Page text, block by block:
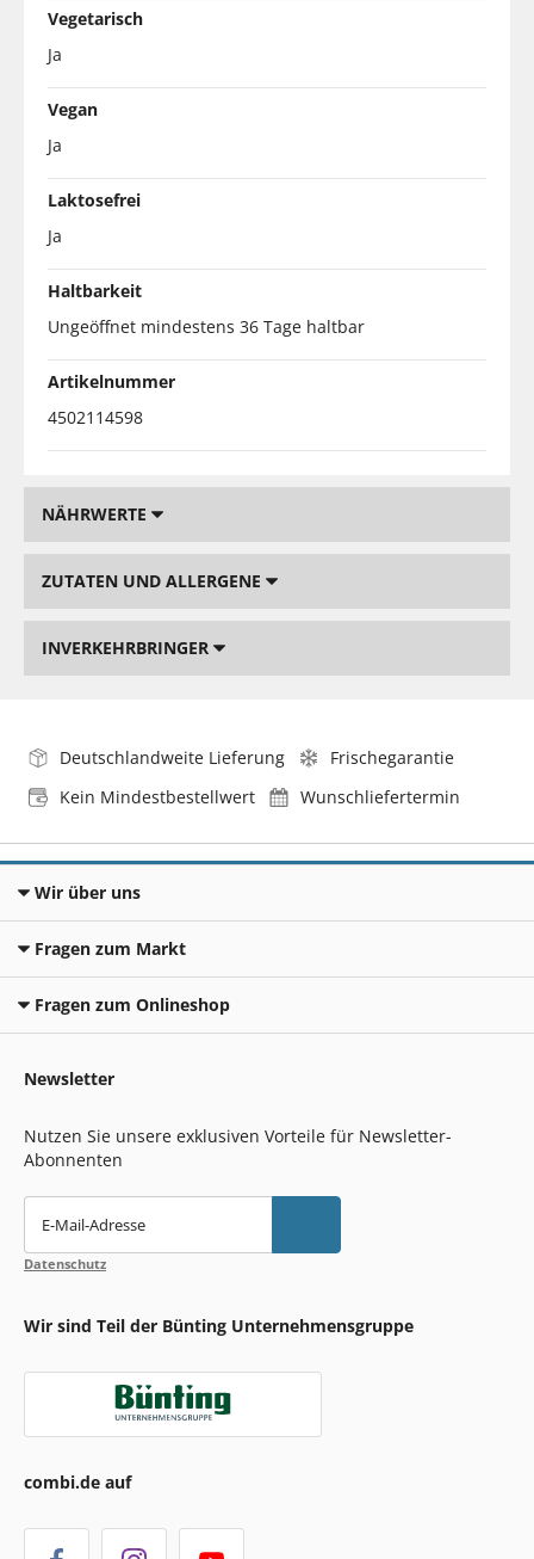
Vegetarisch
Ja
Vegan
Ja
Laktosefrei
Ja
Haltbarkeit
Ungeöffnet mindestens 36 Tage haltbar
Artikelnummer
4502114598
NÄHRWERTE
ZUTATEN UND ALLERGENE
INVERKEHRBRINGER
Deutschlandweite Lieferung
Frischegarantie
Kein Mindestbestellwert
Wunschliefertermin
Wir über uns
Fragen zum Markt
Fragen zum Onlineshop
Newsletter
Nutzen Sie unsere exklusiven Vorteile für Newsletter-
Abonnenten
E-Mail-Adresse
Datenschutz
Wir sind Teil der Bünting Unternehmensgruppe
combi.de auf